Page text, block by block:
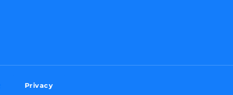
Privacy